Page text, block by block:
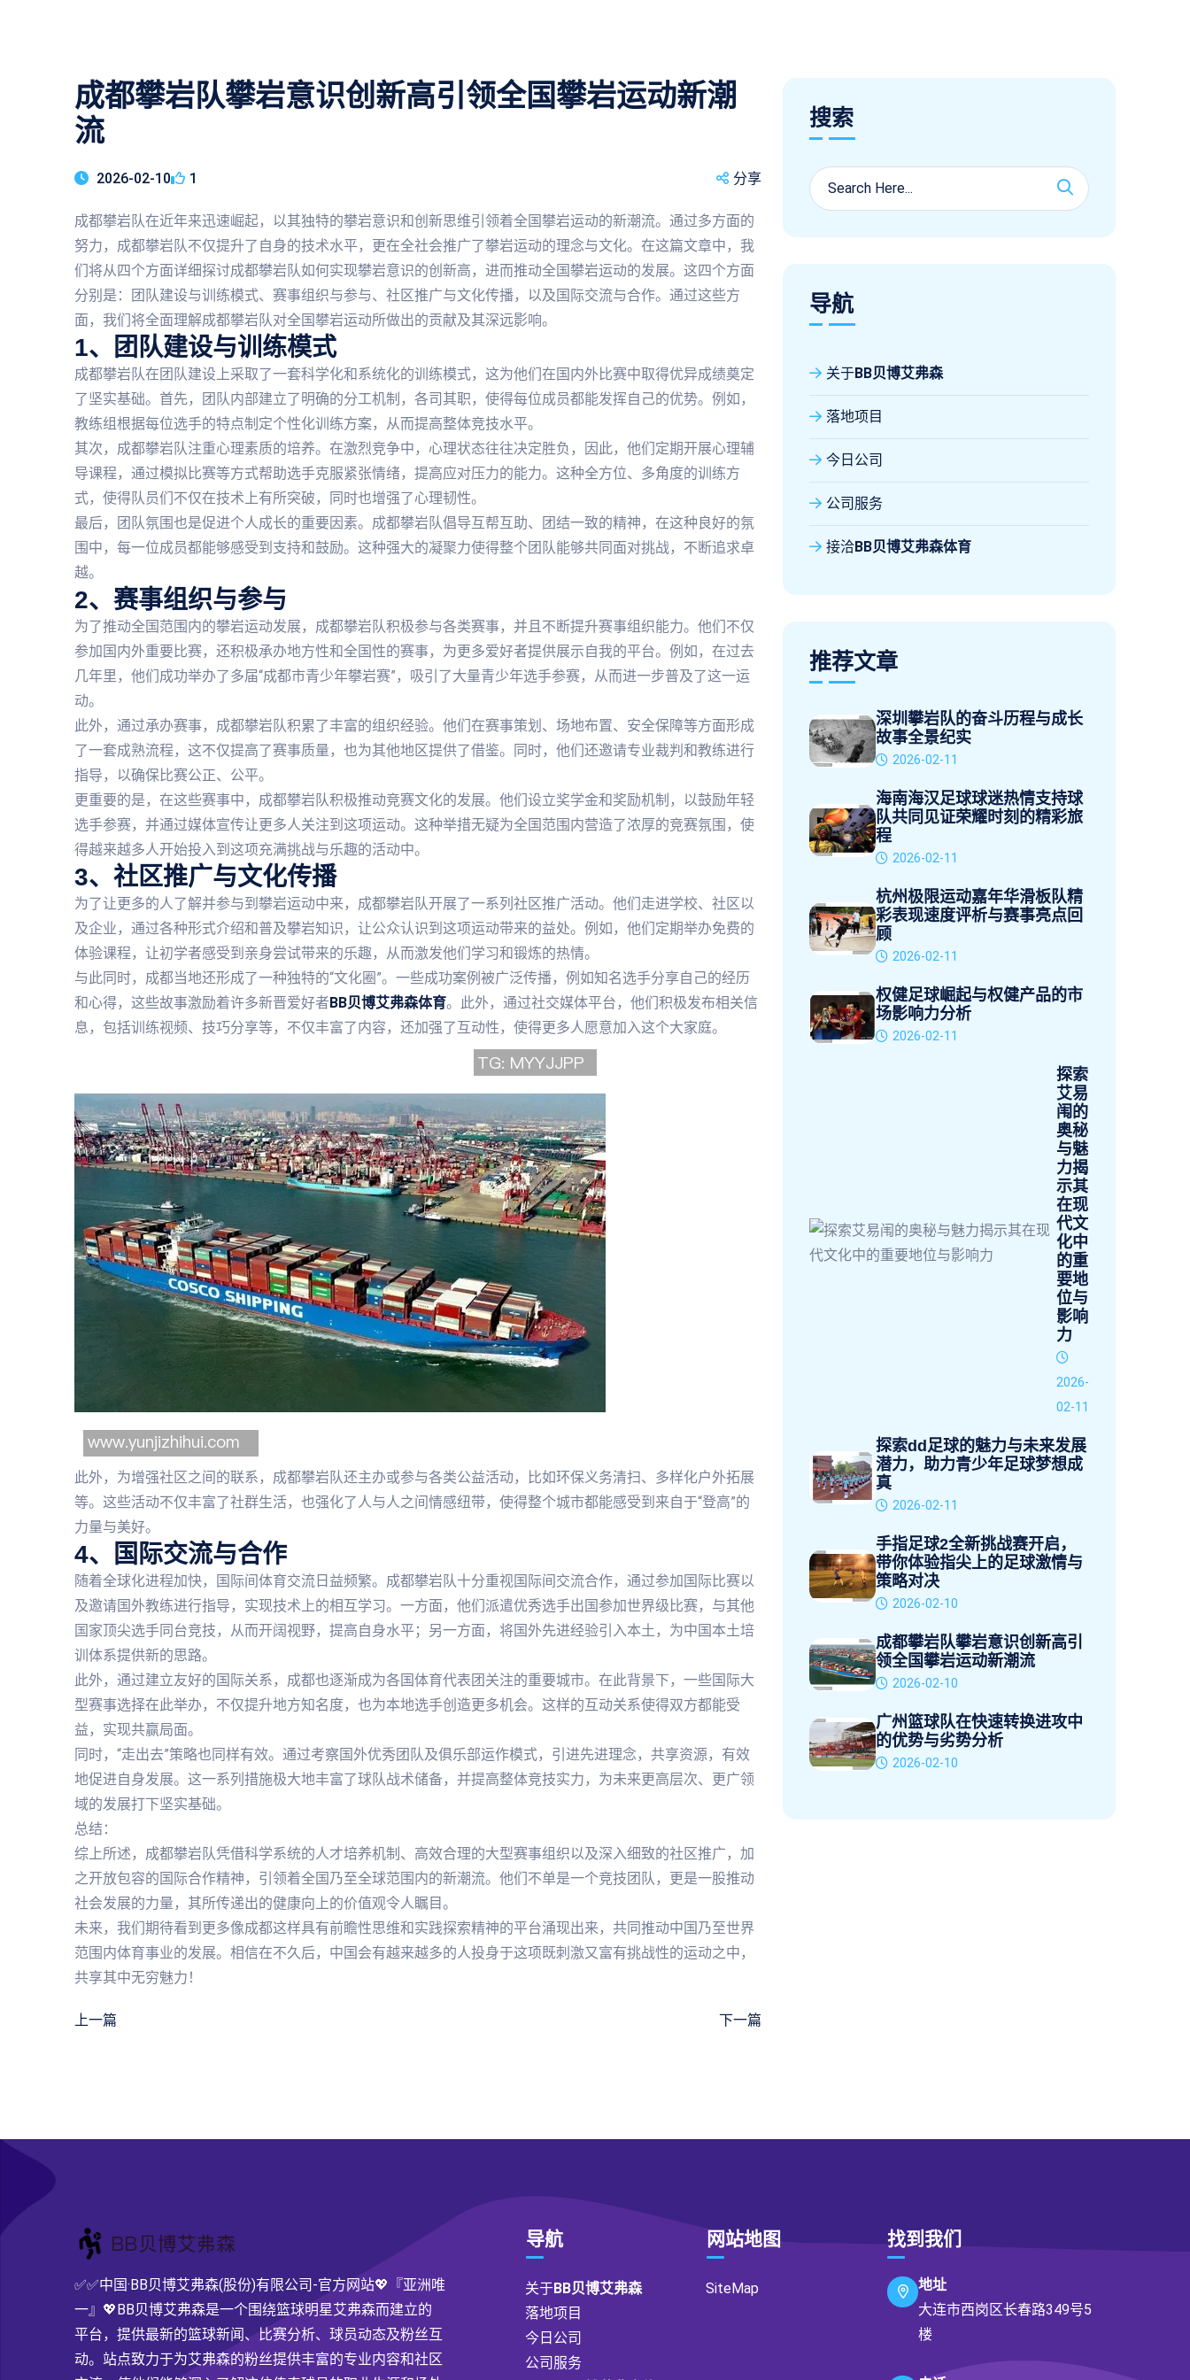
成都攀岩队攀岩意识创新高引领全国攀岩运动新潮
流
2026-02-10 1 分享
成都攀岩队在近年来迅速崛起，以其独特的攀岩意识和创新思维引领着全国攀岩运动的新潮流。通过多方面的
努力，成都攀岩队不仅提升了自身的技术水平，更在全社会推广了攀岩运动的理念与文化。在这篇文章中，我
们将从四个方面详细探讨成都攀岩队如何实现攀岩意识的创新高，进而推动全国攀岩运动的发展。这四个方面
分别是：团队建设与训练模式、赛事组织与参与、社区推广与文化传播，以及国际交流与合作。通过这些方
面，我们将全面理解成都攀岩队对全国攀岩运动所做出的贡献及其深远影响。
1、团队建设与训练模式
成都攀岩队在团队建设上采取了一套科学化和系统化的训练模式，这为他们在国内外比赛中取得优异成绩奠定
了坚实基础。首先，团队内部建立了明确的分工机制，各司其职，使得每位成员都能发挥自己的优势。例如，
教练组根据每位选手的特点制定个性化训练方案，从而提高整体竞技水平。
其次，成都攀岩队注重心理素质的培养。在激烈竞争中，心理状态往往决定胜负，因此，他们定期开展心理辅
导课程，通过模拟比赛等方式帮助选手克服紧张情绪，提高应对压力的能力。这种全方位、多角度的训练方
式，使得队员们不仅在技术上有所突破，同时也增强了心理韧性。
最后，团队氛围也是促进个人成长的重要因素。成都攀岩队倡导互帮互助、团结一致的精神，在这种良好的氛
围中，每一位成员都能够感受到支持和鼓励。这种强大的凝聚力使得整个团队能够共同面对挑战，不断追求卓
越。
2、赛事组织与参与
为了推动全国范围内的攀岩运动发展，成都攀岩队积极参与各类赛事，并且不断提升赛事组织能力。他们不仅
参加国内外重要比赛，还积极承办地方性和全国性的赛事，为更多爱好者提供展示自我的平台。例如，在过去
几年里，他们成功举办了多届“成都市青少年攀岩赛”，吸引了大量青少年选手参赛，从而进一步普及了这一运
动。
此外，通过承办赛事，成都攀岩队积累了丰富的组织经验。他们在赛事策划、场地布置、安全保障等方面形成
了一套成熟流程，这不仅提高了赛事质量，也为其他地区提供了借鉴。同时，他们还邀请专业裁判和教练进行
指导，以确保比赛公正、公平。
更重要的是，在这些赛事中，成都攀岩队积极推动竞赛文化的发展。他们设立奖学金和奖励机制，以鼓励年轻
选手参赛，并通过媒体宣传让更多人关注到这项运动。这种举措无疑为全国范围内营造了浓厚的竞赛氛围，使
得越来越多人开始投入到这项充满挑战与乐趣的活动中。
3、社区推广与文化传播
为了让更多的人了解并参与到攀岩运动中来，成都攀岩队开展了一系列社区推广活动。他们走进学校、社区以
及企业，通过各种形式介绍和普及攀岩知识，让公众认识到这项运动带来的益处。例如，他们定期举办免费的
体验课程，让初学者感受到亲身尝试带来的乐趣，从而激发他们学习和锻炼的热情。
与此同时，成都当地还形成了一种独特的“文化圈”。一些成功案例被广泛传播，例如知名选手分享自己的经历
和心得，这些故事激励着许多新晋爱好者BB贝博艾弗森体育。此外，通过社交媒体平台，他们积极发布相关信
息，包括训练视频、技巧分享等，不仅丰富了内容，还加强了互动性，使得更多人愿意加入这个大家庭。
此外，为增强社区之间的联系，成都攀岩队还主办或参与各类公益活动，比如环保义务清扫、多样化户外拓展
等。这些活动不仅丰富了社群生活，也强化了人与人之间情感纽带，使得整个城市都能感受到来自于“登高”的
力量与美好。
4、国际交流与合作
随着全球化进程加快，国际间体育交流日益频繁。成都攀岩队十分重视国际间交流合作，通过参加国际比赛以
及邀请国外教练进行指导，实现技术上的相互学习。一方面，他们派遣优秀选手出国参加世界级比赛，与其他
国家顶尖选手同台竞技，从而开阔视野，提高自身水平；另一方面，将国外先进经验引入本土，为中国本土培
训体系提供新的思路。
此外，通过建立友好的国际关系，成都也逐渐成为各国体育代表团关注的重要城市。在此背景下，一些国际大
型赛事选择在此举办，不仅提升地方知名度，也为本地选手创造更多机会。这样的互动关系使得双方都能受
益，实现共赢局面。
同时，“走出去”策略也同样有效。通过考察国外优秀团队及俱乐部运作模式，引进先进理念，共享资源，有效
地促进自身发展。这一系列措施极大地丰富了球队战术储备，并提高整体竞技实力，为未来更高层次、更广领
域的发展打下坚实基础。
总结：
综上所述，成都攀岩队凭借科学系统的人才培养机制、高效合理的大型赛事组织以及深入细致的社区推广，加
之开放包容的国际合作精神，引领着全国乃至全球范围内的新潮流。他们不单是一个竞技团队，更是一股推动
社会发展的力量，其所传递出的健康向上的价值观令人瞩目。
未来，我们期待看到更多像成都这样具有前瞻性思维和实践探索精神的平台涌现出来，共同推动中国乃至世界
范围内体育事业的发展。相信在不久后，中国会有越来越多的人投身于这项既刺激又富有挑战性的运动之中，
共享其中无穷魅力！
上一篇 下一篇
搜索
导航
关于BB贝博艾弗森
落地项目
今日公司
公司服务
接洽BB贝博艾弗森体育
推荐文章
深圳攀岩队的奋斗历程与成长
故事全景纪实
2026-02-11
海南海汉足球球迷热情支持球
队共同见证荣耀时刻的精彩旅
程
2026-02-11
杭州极限运动嘉年华滑板队精
彩表现速度评析与赛事亮点回
顾
2026-02-11
权健足球崛起与权健产品的市
场影响力分析
2026-02-11
探索
艾易
闱的
奥秘
与魅
力揭
示其
在现
代文
化中
的重
要地
位与
影响
力
2026-
02-11
探索dd足球的魅力与未来发展
潜力，助力青少年足球梦想成
真
2026-02-11
手指足球2全新挑战赛开启，
带你体验指尖上的足球激情与
策略对决
2026-02-10
成都攀岩队攀岩意识创新高引
领全国攀岩运动新潮流
2026-02-10
广州篮球队在快速转换进攻中
的优势与劣势分析
2026-02-10
✅✅中国·BB贝博艾弗森(股份)有限公司-官方网站💖『亚洲唯
一』💖BB贝博艾弗森是一个围绕篮球明星艾弗森而建立的
平台，提供最新的篮球新闻、比赛分析、球员动态及粉丝互
动。站点致力于为艾弗森的粉丝提供丰富的专业内容和社区
导航
关于BB贝博艾弗森
落地项目
今日公司
公司服务
网站地图
SiteMap
找到我们
地址
大连市西岗区长春路349号5
楼